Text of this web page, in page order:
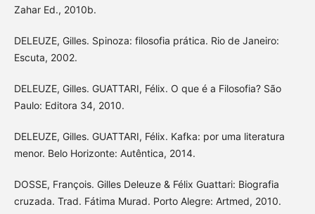
Zahar Ed., 2010b.
DELEUZE, Gilles. Spinoza: filosofia prática. Rio de Janeiro:
Escuta, 2002.
DELEUZE, Gilles. GUATTARI, Félix. O que é a Filosofia? São
Paulo: Editora 34, 2010.
DELEUZE, Gilles. GUATTARI, Félix. Kafka: por uma literatura
menor. Belo Horizonte: Autêntica, 2014.
DOSSE, François. Gilles Deleuze & Félix Guattari: Biografia
cruzada. Trad. Fátima Murad. Porto Alegre: Artmed, 2010.